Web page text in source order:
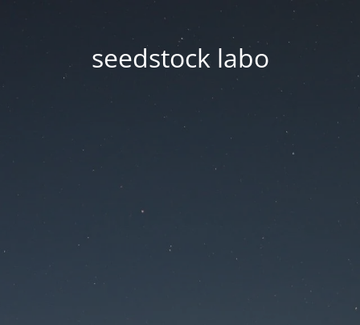
seedstock labo